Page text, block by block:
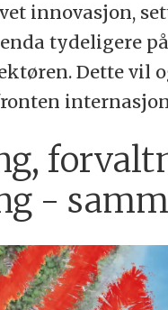
innovasjon,
tydeligere
Dette vil
-